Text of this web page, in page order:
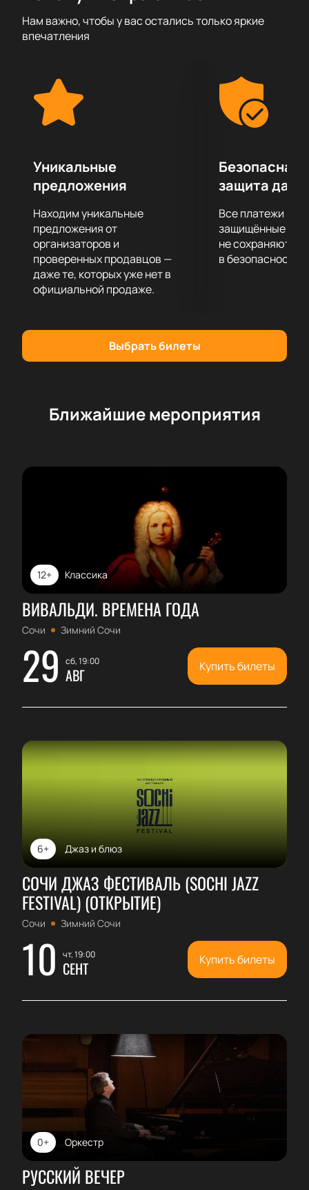
Профессиональный фольклорный хор под
руководством талантливого дирижера своим
что хоровые певческие традиции не только не
утеряны, но и активно развиваются. Не упустите
возможности вживую услышать любимые
народные песни в исполнении ансамбля «Хор+».
На нашем сайте вы сможете купить билеты на
концерт ансамбля «Хор+». XVII Зимний
международный фестиваль искусств» по выгодной
цене онлайн без посредников. Надежный и удобный
сервис поможет вам за считанные минуты стать
обладателем билетов на это мероприятие без
траты времени на поездку в кассы или сделок с
сомнительными продавцами.
Нам важно, чтобы у вас остались только яркие
впечатления
Уникальные
предложения
Находим уникальные
предложения от
организаторов и
проверенных продавцов —
даже те, которых уже нет в
официальной продаже.
Безопасная
защита
Все платежи
защищённые
не сохраняются
в безопасности.
Выбрать билеты
Ближайшие мероприятия
Классика
12+
ВИВАЛЬДИ. ВРЕМЕНА ГОДА
Сочи Зимний Сочи
29 сб, 19:00
АВГ Купить билеты
Джаз и блюз
6+
СОЧИ ДЖАЗ ФЕСТИВАЛЬ (SOCHI JAZZ
FESTIVAL) (ОТКРЫТИЕ)
Сочи Зимний Сочи
10 чт, 19:00
СЕНТ Купить билеты
Оркестр
0+
РУССКИЙ ВЕЧЕР